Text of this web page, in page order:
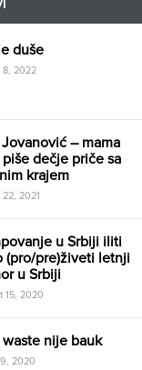
duše
8, 2022
– mama
piše dečje priče sa
krajem
22, 2021
u Srbiji iliti
(pro/pre)živeti letnji
u Srbiji
15, 2020
waste nije bauk
2020